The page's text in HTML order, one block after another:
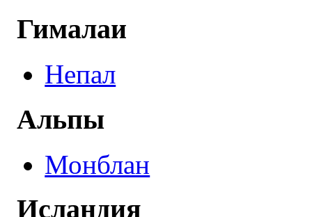
Гималаи
Непал
Альпы
Монблан
Исландия